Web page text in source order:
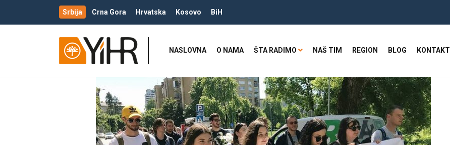
Srbija Crna Gora Hrvatska Kosovo BiH
NASLOVNA O NAMA ŠTA RADIMO NAŠ TIM REGION BLOG KONTAKT